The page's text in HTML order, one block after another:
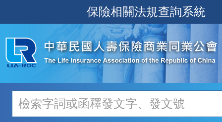
至
主
內
容
保險相關法規查詢系統